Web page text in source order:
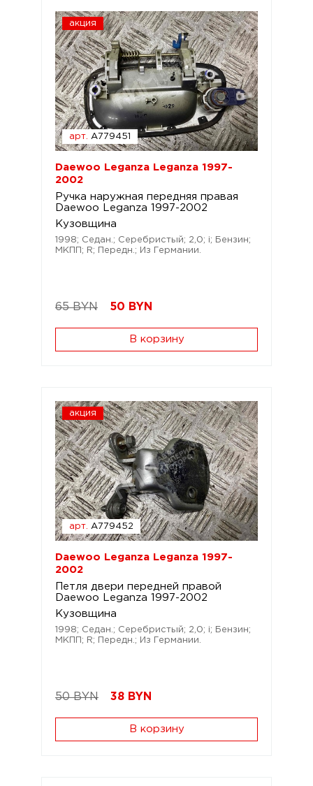
акция
арт. A779451
Daewoo Leganza Leganza 1997-
2002
Ручка наружная передняя правая
Daewoo Leganza 1997-2002
Кузовщина
1998; Седан.; Серебристый; 2,0; i; Бензин;
МКПП; R; Передн.; Из Германии.
65 BYN 50 BYN
В корзину
акция
арт. A779452
Daewoo Leganza Leganza 1997-
2002
Петля двери передней правой
Daewoo Leganza 1997-2002
Кузовщина
1998; Седан.; Серебристый; 2,0; i; Бензин;
МКПП; R; Передн.; Из Германии.
50 BYN 38 BYN
В корзину